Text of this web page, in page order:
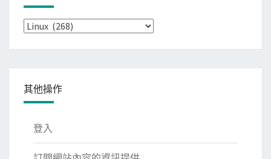
分
其他操作
登入